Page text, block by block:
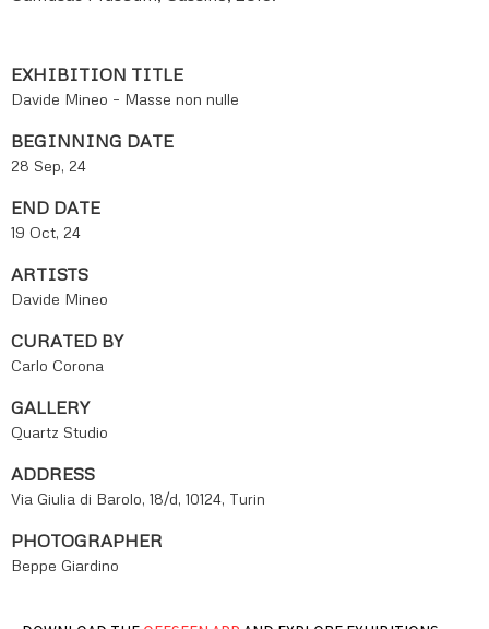
EXHIBITION TITLE
Davide Mineo – Masse non nulle
BEGINNING DATE
28 Sep, 24
END DATE
19 Oct, 24
ARTISTS
Davide Mineo
CURATED BY
Carlo Corona
GALLERY
Quartz Studio
ADDRESS
Via Giulia di Barolo, 18/d, 10124, Turin
PHOTOGRAPHER
Beppe Giardino